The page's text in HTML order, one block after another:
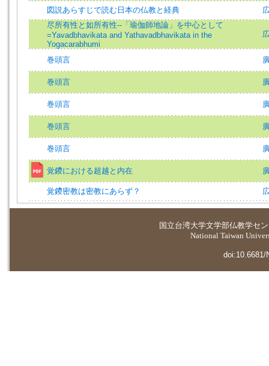
図説あらすじで読む日本の仏教と経典
尽所有性と如所有性--「瑜伽師地論」を中心として
=Yavadbhavikata and Yathavadbhavikata in the
Yogacarabhumi
巻頭言
巻頭言
巻頭言
巻頭言
巻頭言
覚鑁における超越と内在
覚鑁密教は密教にあらず？
国立台湾大学文学部仏教学セ
National Taiwan
doi:10.6681/